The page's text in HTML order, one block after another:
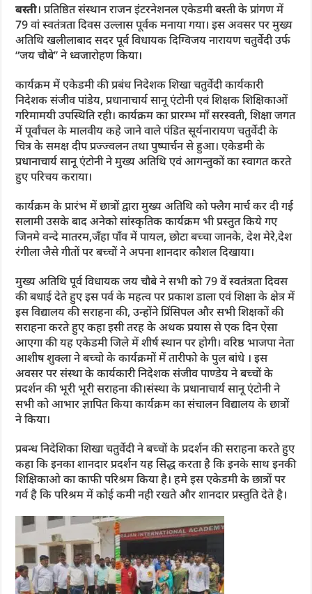
बस्ती। प्रतिष्ठित संस्थान राजन इंटरनेशनल एकेडमी बस्ती के प्रांगण में
79 वां स्वतंत्रता दिवस उल्लास पूर्वक मनाया गया। इस अवसर पर मुख्य
अतिथि खलीलाबाद सदर पूर्व विधायक दिग्विजय नारायण चतुर्वेदी उर्फ
“जय चौबे” ने ध्वजारोहण किया।
कार्यक्रम में एकेडमी की प्रबंध निदेशक शिखा चतुर्वेदी कार्यकारी
निदेशक संजीव पांडेय, प्रधानाचार्य सानू एंटोनी एवं शिक्षक शिक्षिकाओं
गरिमामयी उपस्थिति रही। कार्यक्रम का प्रारम्भ माँ सरस्वती, शिक्षा जगत
में पूर्वांचल के मालवीय कहे जाने वाले पंडित सूर्यनारायण चतुर्वेदी के
चित्र के समक्ष दीप प्रज्ज्वलन तथा पुष्पार्चन से हुआ। एकेडमी के
प्रधानाचार्य सानू एंटोनी ने मुख्य अतिथि एवं आगन्तुकों का स्वागत करते
हुए परिचय कराया।
कार्यक्रम के प्रारंभ में छात्रों द्वारा मुख्य अतिथि को फ्लैग मार्च कर दी गई
सलामी उसके बाद अनेको सांस्कृतिक कार्यक्रम भी प्रस्तुत किये गए
जिनमे वन्दे मातरम,जँहा पाँव में पायल, छोटा बच्चा जानके, देश मेरे,देश
रंगीला जैसे गीतों पर बच्चों ने अपना शानदार कौशल दिखाया।
मुख्य अतिथि पूर्व विधायक जय चौबे ने सभी को 79 वें स्वतंत्रता दिवस
की बधाई देते हुए इस पर्व के महत्व पर प्रकाश डाला एवं शिक्षा के क्षेत्र में
इस विद्यालय की सराहना की, उन्होंने प्रिंसिपल और सभी शिक्षकों की
सराहना करते हुए कहा इसी तरह के अथक प्रयास से एक दिन ऐसा
आएगा की यह एकेडमी जिले में शीर्ष स्थान पर होगी। वरिष्ठ भाजपा नेता
आशीष शुक्ला ने बच्चो के कार्यक्रमों में तारीफो के पुल बांधे । इस
अवसर पर संस्था के कार्यकारी निदेशक संजीव पाण्डेय ने बच्चों के
प्रदर्शन की भूरी भूरी सराहना की।संस्था के प्रधानाचार्य सानू एंटोनी ने
सभी को आभार ज्ञापित किया कार्यक्रम का संचालन विद्यालय के छात्रों
ने किया।
प्रबन्ध निदेशिका शिखा चतुर्वेदी ने बच्चों के प्रदर्शन की सराहना करते हुए
कहा कि इनका शानदार प्रदर्शन यह सिद्ध करता है कि इनके साथ इनकी
शिक्षिकाओ का काफी परिश्रम किया है। हमे इस एकेडमी के छात्रों पर
गर्व है कि परिश्रम में कोई कमी नही रखते और शानदार प्रस्तुति देते है।